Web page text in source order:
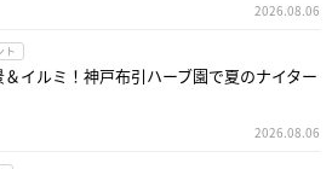
2026.08.06
ト
イルミ！神戸布引ハーブ園で夏のナイター
2026.08.06